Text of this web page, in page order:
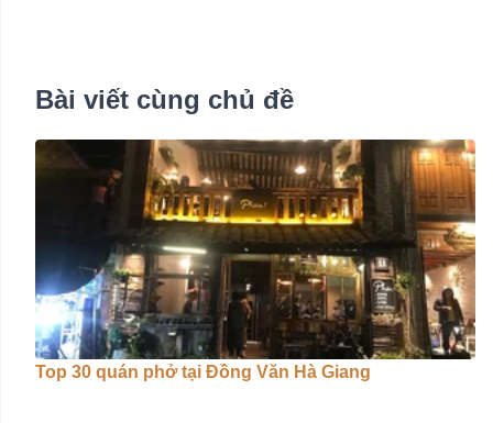
Bài viết cùng chủ đề
Top 30 quán phở tại Đồng Văn Hà Giang